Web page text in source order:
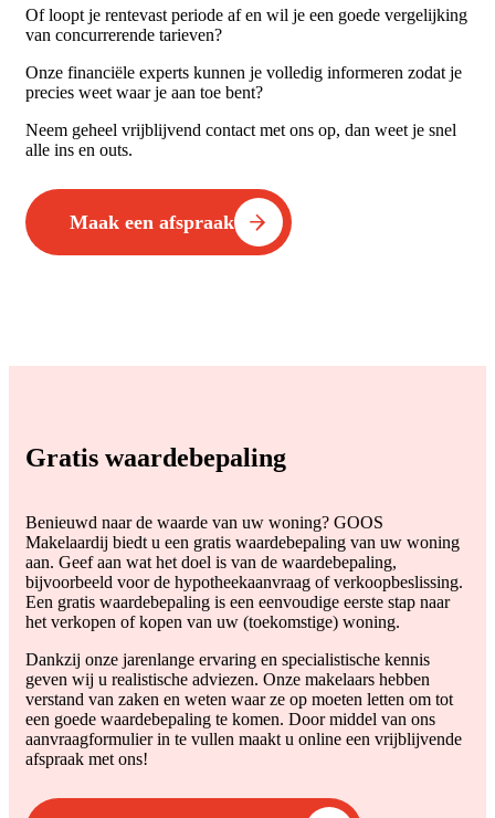
Of loopt je rentevast periode af en wil je een goede vergelijking
van concurrerende tarieven?
Onze financiële experts kunnen je volledig informeren zodat je
precies weet waar je aan toe bent?
Neem geheel vrijblijvend contact met ons op, dan weet je snel
alle ins en outs.
Maak een afspraak
Gratis waardebepaling
Benieuwd naar de waarde van uw woning? GOOS
Makelaardij biedt u een gratis waardebepaling van uw woning
aan. Geef aan wat het doel is van de waardebepaling,
bijvoorbeeld voor de hypotheekaanvraag of verkoopbeslissing.
Een gratis waardebepaling is een eenvoudige eerste stap naar
het verkopen of kopen van uw (toekomstige) woning.
Dankzij onze jarenlange ervaring en specialistische kennis
geven wij u realistische adviezen. Onze makelaars hebben
verstand van zaken en weten waar ze op moeten letten om tot
een goede waardebepaling te komen. Door middel van ons
aanvraagformulier in te vullen maakt u online een vrijblijvende
afspraak met ons!